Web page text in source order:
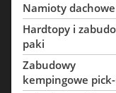
Namioty dachowe
Hardtopy i
paki
Zabudowy
kempingowe